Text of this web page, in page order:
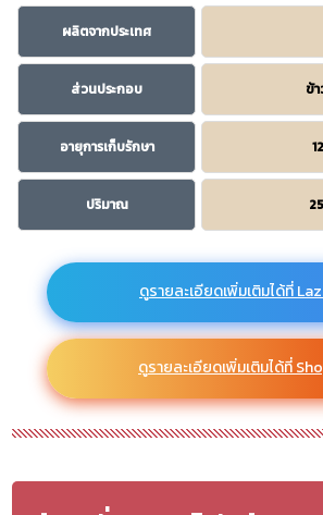
ผลิตจากประเทศ
ส่วนประกอบ ข้
อายุการเก็บรักษา
ปริมาณ
ดูรายละเอียดเพิ่มเติมได้ที่
ดูรายละเอียดเพิ่มเติมได้ที่